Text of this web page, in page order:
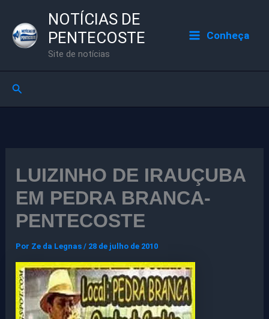
para
NOTÍCIAS DE
PENTECOSTE
Site de notícias
Conheça
Pesquisar
LUIZINHO DE IRAUÇUBA
EM PEDRA BRANCA-
PENTECOSTE
Por Ze da Legnas/ 28 de julho de 2010